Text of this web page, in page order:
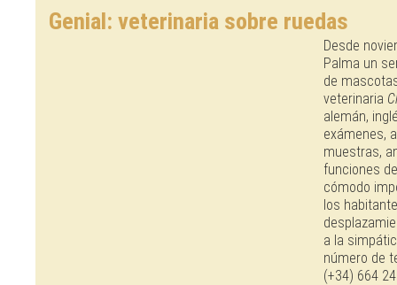
Genial: veterinaria sobre ruedas
Desde
Palma un
de
veterinaria
alemán,
exámenes,
muestras,
funciones
cómodo
los
a la
número de
(+34) 664